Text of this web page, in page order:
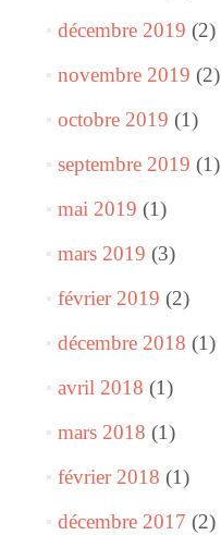
décembre 2019 (2)
novembre 2019 (2)
octobre 2019 (1)
septembre 2019 (1)
mai 2019 (1)
mars 2019 (3)
février 2019 (2)
décembre 2018 (1)
avril 2018 (1)
mars 2018 (1)
février 2018 (1)
décembre 2017 (2)